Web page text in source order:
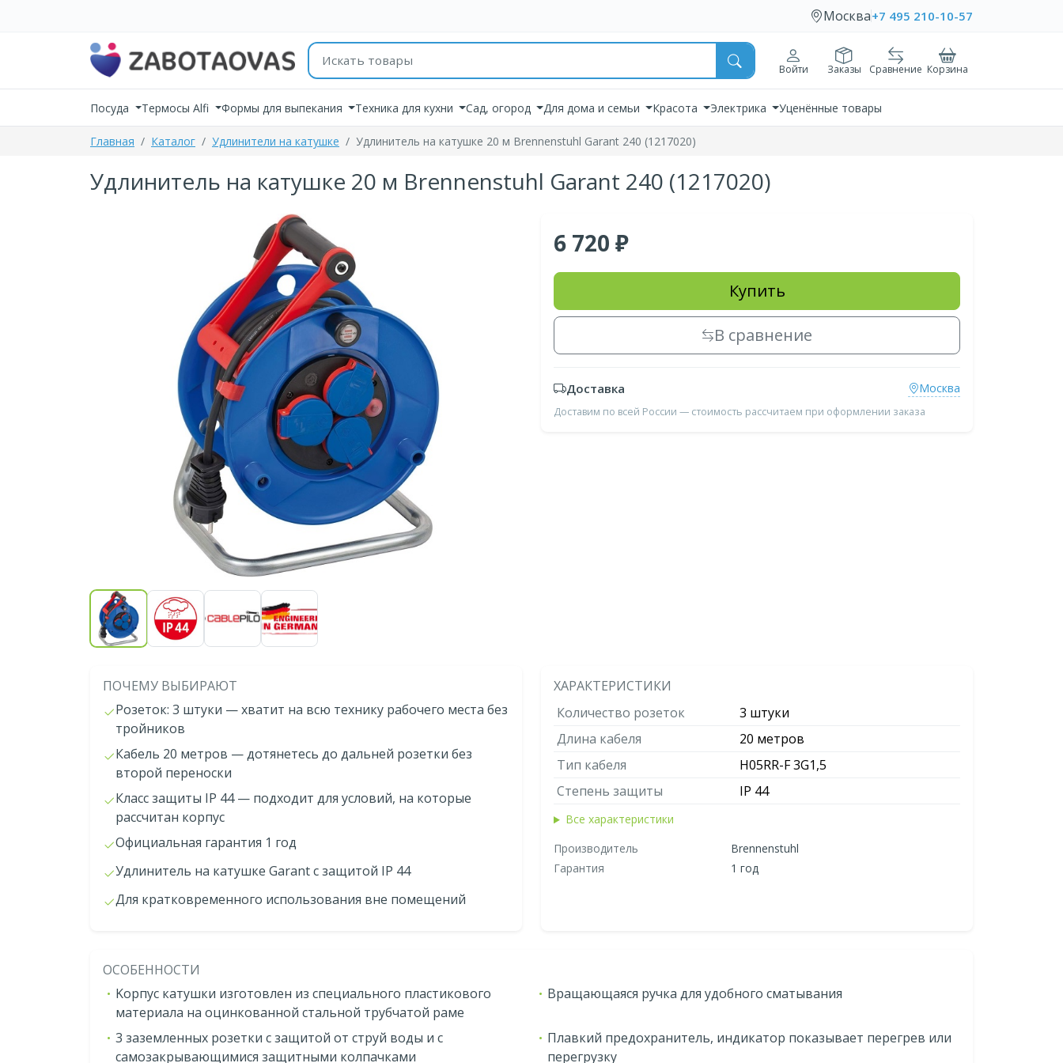
Москва+7 495 210-10-57
Поиск товаров
Войти Заказы Сравнение Корзина
Посуда Термосы Alfi Формы для выпекания Техника для кухни Сад, огород Для дома и семьи Красота Электрика Уценённые товары
Главная Каталог Удлинители на катушке Удлинитель на катушке 20 м Brennenstuhl Garant 240 (1217020)
Удлинитель на катушке 20 м Brennenstuhl Garant 240 (1217020)
6 720
Купить
В сравнение
Доставка Москва
Доставим по всей России — стоимость рассчитаем при оформлении заказа
ПОЧЕМУ ВЫБИРАЮТ
Розеток: 3 штуки — хватит на всю технику рабочего места без
тройников
Кабель 20 метров — дотянетесь до дальней розетки без
второй переноски
Класс защиты IP 44 — подходит для условий, на которые
рассчитан корпус
Официальная гарантия 1 год
Удлинитель на катушке Garant с защитой IP 44
Для кратковременного использования вне помещений
ХАРАКТЕРИСТИКИ
Количество розеток
3 штуки
Длина кабеля
20 метров
Тип кабеля
H05RR-F 3G1,5
Степень защиты
IP 44
Все характеристики
Производитель
Brennenstuhl
Гарантия
1 год
ОСОБЕННОСТИ
Kopпyc катушки изготовлен из специального пластикового
материала на оцинкованной стальной трубчатой раме
Вращающаяся ручка для удобного сматывания
3 заземленных розетки с защитой от струй воды и с
самозакрывающимися защитными колпачками
Плавкий предохранитель, индикатор показывает перегрев или
перегрузку